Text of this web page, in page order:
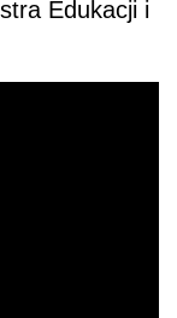
Edukacji i